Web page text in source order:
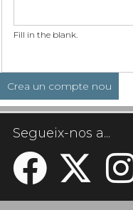
Fill in the blank.
Segueix-nos a...